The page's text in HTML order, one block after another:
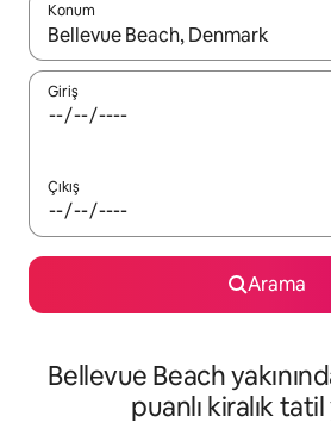
Konum
Sonuçlar kullanılabilir olduğunda
Giriş
Çıkış
Arama
Bellevue Beach
puanlı kiralık